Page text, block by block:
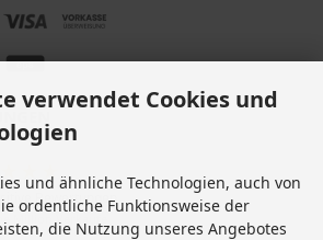
Bewertungen
Million Verkäufe
verwendet Cookies und
und ähnliche Technologien, auch von
ordentliche Funktionsweise der
die Nutzung unseres Angebotes